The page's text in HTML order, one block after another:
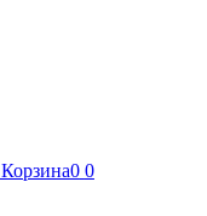
Корзина0 0